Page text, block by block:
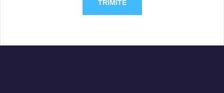
TRIMITE